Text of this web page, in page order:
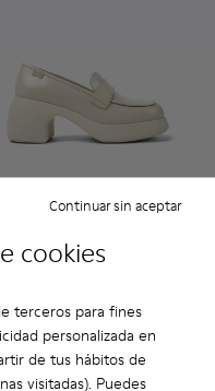
cookies
terceros para fines
personalizada en
de tus hábitos de
visitadas). Puedes
Continuar sin aceptar
102 €
€ -40%
Añadir